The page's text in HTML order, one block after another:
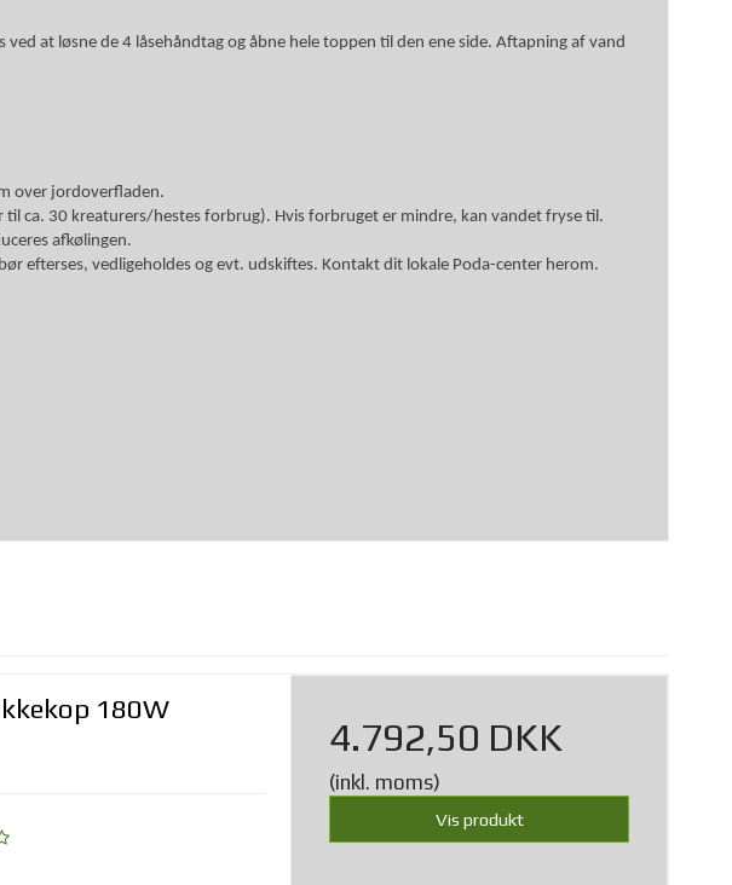
at løsne de 4 låsehåndtag og åbne hele toppen til den ene side. Aftapning af vand
over jordoverfladen.
ca. 30 kreaturers/hestes forbrug). Hvis forbruget er mindre, kan vandet fryse til.
afkølingen.
efterses, vedligeholdes og evt. udskiftes. Kontakt dit lokale Poda-center herom.
180W
4.792,50 DKK
(inkl. moms)
Vis produkt